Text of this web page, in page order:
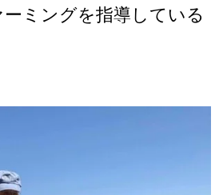
ミングを指導している